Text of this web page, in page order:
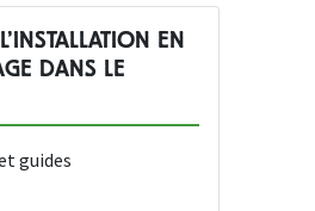
EN
DANS LE
guides